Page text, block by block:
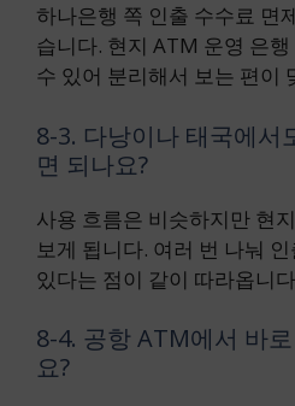
하나은행 쪽 인출 수수료 면
습니다. 현지 ATM 운영 은
수 있어 분리해서 보는 편이
8-3. 다낭이나 태국에서
면 되나요?
사용 흐름은 비슷하지만 현
보게 됩니다. 여러 번 나눠
있다는 점이 같이 따라옵니
8-4. 공항 ATM에서 바
요?